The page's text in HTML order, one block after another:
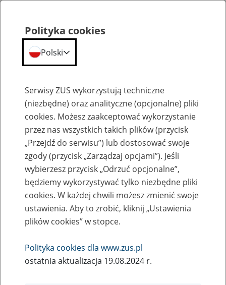
Szkolenia
Zaproś ZUS do siebie - zakładanie profili
eZUS w siedzibie Twojej firmy
Rodzaj wydarzenia
Szkolenia
Polityka cookies
Polski
Serwisy ZUS wykorzystują techniczne
(niezbędne) oraz analityczne (opcjonalne) pliki
cookies. Możesz zaakceptować wykorzystanie
przez nas wszystkich takich plików (przycisk
„Przejdź do serwisu”) lub dostosować swoje
zgody (przycisk „Zarządzaj opcjami”). Jeśli
wybierzesz przycisk „Odrzuć opcjonalne”,
będziemy wykorzystywać tylko niezbędne pliki
cookies. W każdej chwili możesz zmienić swoje
ustawienia. Aby to zrobić, kliknij „Ustawienia
plików cookies” w stopce.
Polityka cookies dla www.zus.pl
ostatnia aktualizacja 19.08.2024 r.